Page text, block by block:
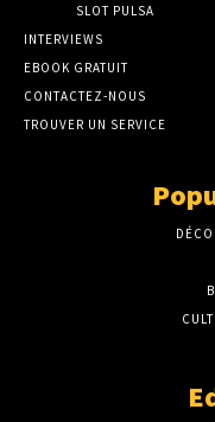
SLOT PULSA
INTERVIEWS
EBOOK GRATUIT
CONTACTEZ-NOUS
TROUVER UN SERVICE